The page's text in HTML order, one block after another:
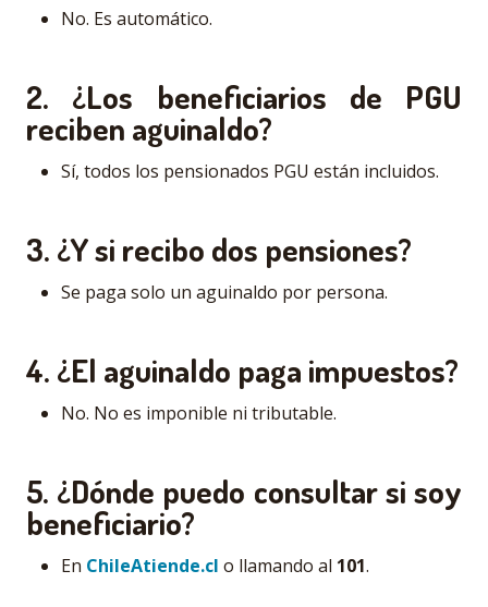
No. Es automático.
2. ¿Los beneficiarios de PGU
reciben aguinaldo?
Sí, todos los pensionados PGU están incluidos.
3. ¿Y si recibo dos pensiones?
Se paga solo un aguinaldo por persona.
4. ¿El aguinaldo paga impuestos?
No. No es imponible ni tributable.
5. ¿Dónde puedo consultar si soy
beneficiario?
En ChileAtiende.cl o llamando al 101.